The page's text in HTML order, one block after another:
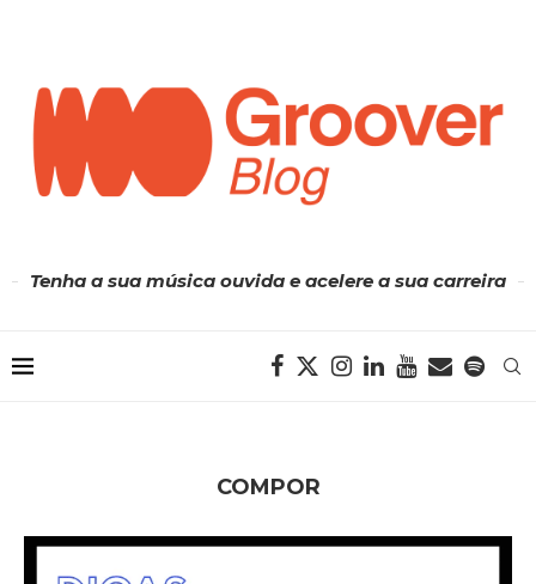
Tenha a sua música ouvida e acelere a sua carreira
COMPOR